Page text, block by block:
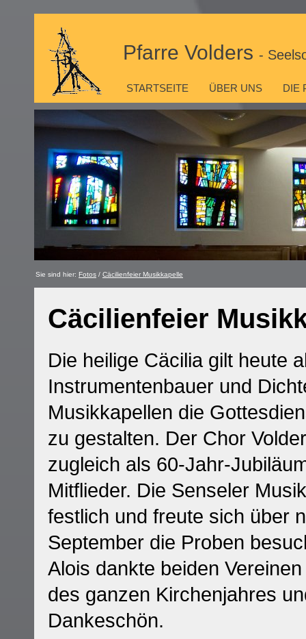
Pfarre Volders -
STARTSEITE ÜBER UNS DIE
Cäcilienfeier
Die heilige Cäcilia gilt heute
Instrumentenbauer und
Musikkapellen die
zu gestalten. Der Chor
zugleich als 60-Jahr-
Mitflieder. Die Senseler
festlich und freute sich über
September die Proben
Alois dankte beiden
des ganzen Kirchenjahres
Dankeschön.
Sie sind hier: Fotos / Cäcilienfeier Musikkapelle